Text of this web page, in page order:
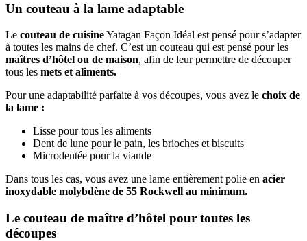
Un couteau à la lame adaptable
Le couteau de cuisineYatagan Façon Idéal est pensé pour s’adapter
à toutes les mains de chef. C’est un couteau qui est pensé pour les
maîtres d’hôtel ou de maison, afin de leur permettre de découper
tous les mets et aliments.
Pour une adaptabilité parfaite à vos découpes, vous avez le choix de
la lame :
Lisse pour tous les aliments
Dent de lune pour le pain, les brioches et biscuits
Microdentée pour la viande
Dans tous les cas, vous avez une lame entièrement polie en acier
inoxydable molybdène de 55 Rockwell au minimum.
Le couteau de maître d’hôtel pour toutes les
découpes